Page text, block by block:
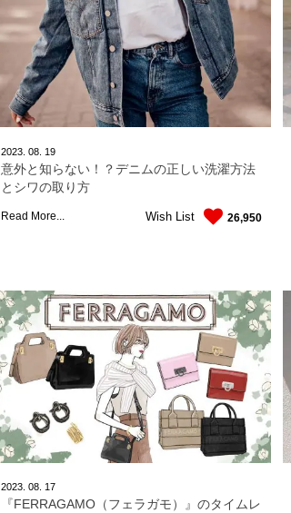
2023. 08. 19
意外と知らない！？デニムの正しい洗濯方法
とシワの取り方
Read More... 26,950
Wish List
2023. 08. 17
『FERRAGAMO（フェラガモ）』のタイムレ